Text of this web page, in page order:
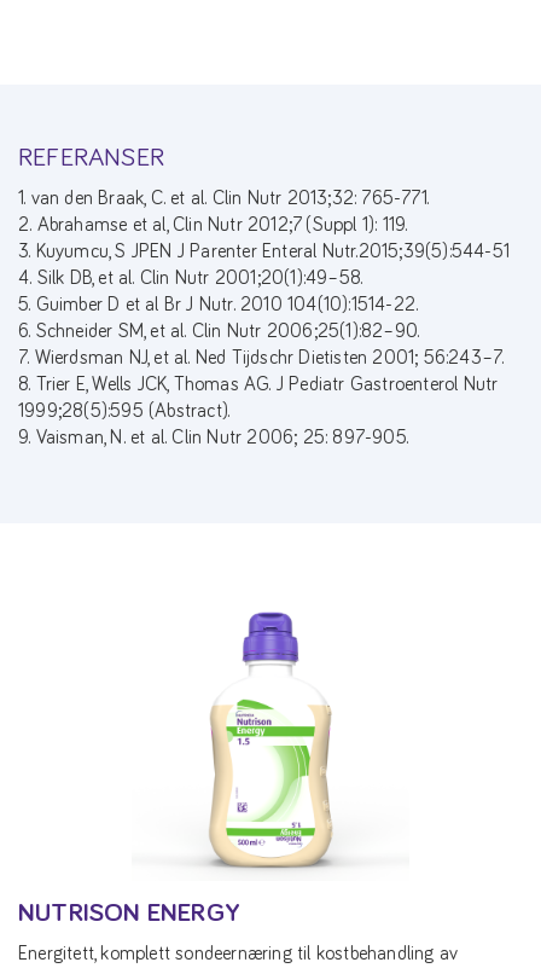
REFERANSER
1. van den Braak, C. et al. Clin Nutr 2013;32: 765-771.
2. Abrahamse et al, Clin Nutr 2012;7 (Suppl 1): 119.
3. Kuyumcu, S JPEN J Parenter Enteral Nutr.2015;39(5):544-51
4. Silk DB, et al. Clin Nutr 2001;20(1):49–58.
5. Guimber D et al Br J Nutr. 2010 104(10):1514-22.
6. Schneider SM, et al. Clin Nutr 2006;25(1):82–90.
7. Wierdsman NJ, et al. Ned Tijdschr Dietisten 2001; 56:243–7.
8. Trier E, Wells JCK, Thomas AG. J Pediatr Gastroenterol Nutr
1999;28(5):595 (Abstract).
9. Vaisman, N. et al. Clin Nutr 2006; 25: 897-905.
NUTRISON ENERGY
Energitett, komplett sondeernæring til kostbehandling av